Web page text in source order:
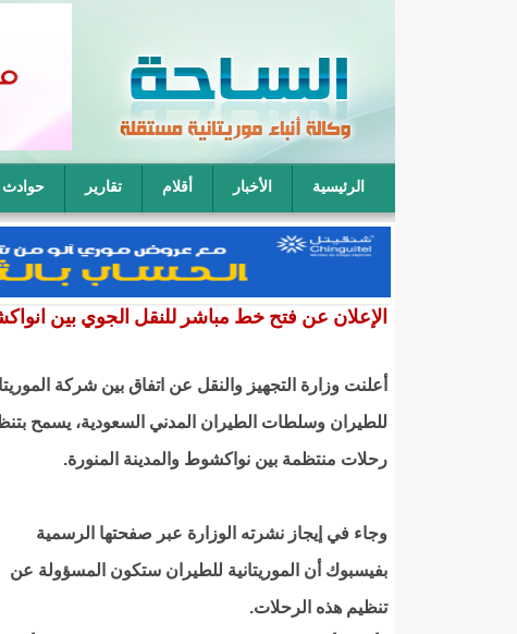
الرئيسية الأخبار أقلام تقارير حوادث
فقيه موريتاني: يمكن لأربعة رجال أن يتناوبوا على نكاح
الإعلان عن فتح خط مباشر للنقل الجوي بين
أعلنت وزارة التجهيز والنقل عن اتفاق بين شركة
للطيران وسلطات الطيران المدني السعودية، يسمح
رحلات منتظمة بين نواكشوط والمدينة المنورة.
وجاء في إيجاز نشرته الوزارة عبر صفحتها الرسمية
بفيسبوك أن الموريتانية للطيران ستكون المسؤولة عن
تنظيم هذه الرحلات.